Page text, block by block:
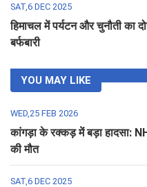
SAT,6 DEC 2025
हिमाचल में पर्यटन और चुनौती का
बर्फबारी
YOU MAY LIKE
WED,25 FEB 2026
कांगड़ा के रक्कड़ में बड़ा हादसा:
की मौत
SAT,6 DEC 2025